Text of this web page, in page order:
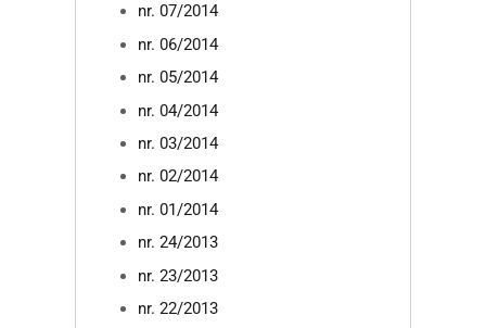
nr. 07/2014
nr. 06/2014
nr. 05/2014
nr. 04/2014
nr. 03/2014
nr. 02/2014
nr. 01/2014
nr. 24/2013
nr. 23/2013
nr. 22/2013